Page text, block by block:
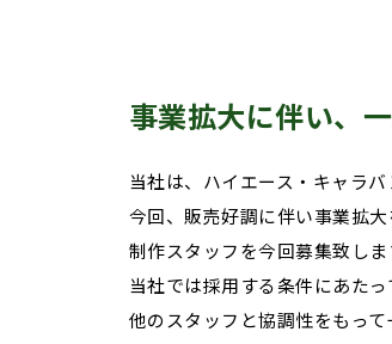
事業拡大に伴い、
当社は、ハイエース・キャラ
今回、販売好調に伴い事業拡
制作スタッフを今回募集致しま
当社では採用する条件にあた
他のスタッフと協調性をもっ